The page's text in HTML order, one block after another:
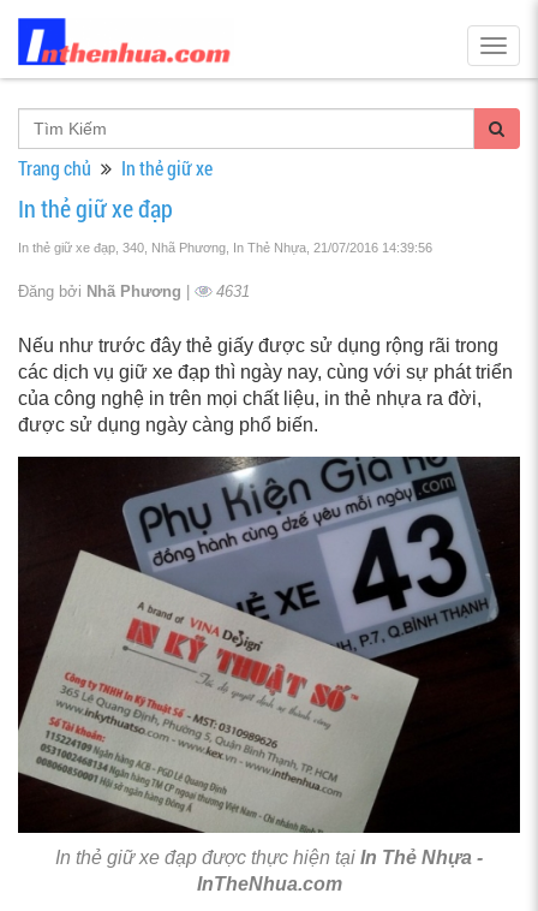
Trang chủ In thẻ giữ xe
In thẻ giữ xe đạp
In thẻ giữ xe đạp, 340, Nhã Phương, In Thẻ Nhựa , 21/07/2016 14:39:56
Đăng bởi Nhã Phương | 4631
Nếu như trước đây thẻ giấy được sử dụng rộng rãi trong
các dịch vụ giữ xe đạp thì ngày nay, cùng với sự phát triển
của công nghệ in trên mọi chất liệu, in thẻ nhựa ra đời,
được sử dụng ngày càng phổ biến.
In thẻ giữ xe đạp được thực hiện tại In Thẻ Nhựa -
InTheNhua.com